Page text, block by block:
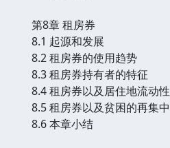
第8章 租房券
8.1 起源和发展
8.2 租房券的使用趋势
8.3 租房券持有者的特征
8.4 租房券以及居住地流动性
8.5 租房券以及贫困的再集中
8.6 本章小结